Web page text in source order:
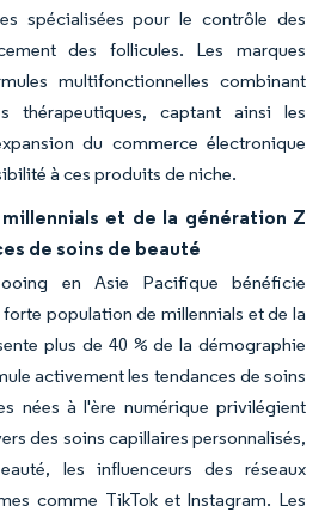
spécialisées pour le contrôle des
des follicules. Les marques
multifonctionnelles combinant
thérapeutiques, captant ainsi les
du commerce électronique
à ces produits de niche.
et de la génération Z
de soins de beauté
en Asie Pacifique bénéficie
population de millennials et de la
plus de 40 % de la démographie
activement les tendances de soins
nées à l'ère numérique privilégient
des soins capillaires personnalisés,
les influenceurs des réseaux
comme TikTok et Instagram. Les